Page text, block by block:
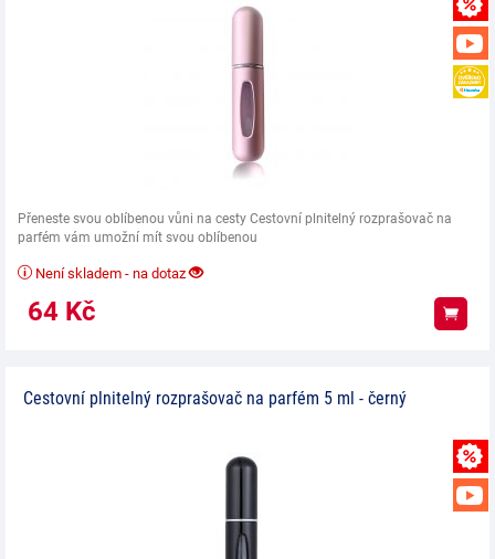
Přeneste svou oblíbenou vůni na cesty Cestovní plnitelný rozprašovač na
parfém vám umožní mít svou oblíbenou
Není skladem - na dotaz
64 Kč
Cestovní plnitelný rozprašovač na parfém 5 ml - černý